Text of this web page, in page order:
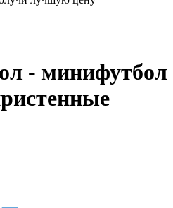
- минифутбол